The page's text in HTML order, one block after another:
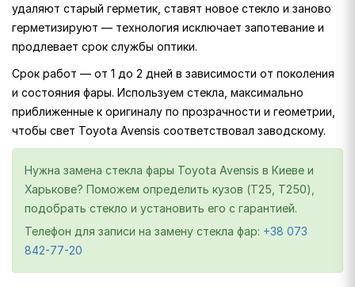
удаляют старый герметик, ставят новое стекло и заново
герметизируют — технология исключает запотевание и
продлевает срок службы оптики.
Срок работ — от 1 до 2 дней в зависимости от поколения
и состояния фары. Используем стекла, максимально
приближенные к оригиналу по прозрачности и геометрии,
чтобы свет Toyota Avensis соответствовал заводскому.
Нужна замена стекла фары Toyota Avensis в Киеве и
Харькове? Поможем определить кузов (T25, T250),
подобрать стекло и установить его с гарантией.
Телефон для записи на замену стекла фар: +38 073
842-77-20